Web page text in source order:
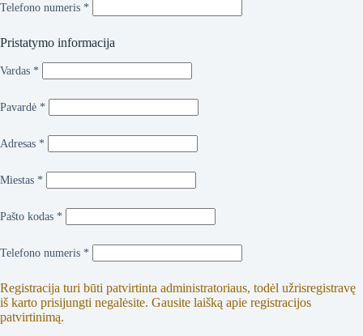
Telefono numeris *
Pristatymo informacija
Vardas *
Pavardė *
Adresas *
Miestas *
Pašto kodas *
Telefono numeris *
Registracija turi būti patvirtinta administratoriaus, todėl užrisregistravę
iš karto prisijungti negalėsite. Gausite laišką apie registracijos
patvirtinimą.